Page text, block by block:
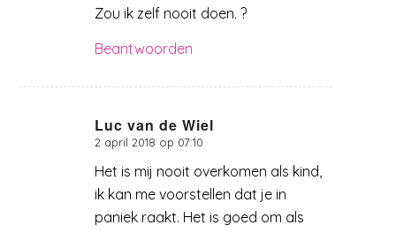
Zou ik zelf nooit doen. ?
Beantwoorden
Luc van de Wiel
zegt:
2 april 2018 op 07:10
Het is mij nooit overkomen als kind,
ik kan me voorstellen dat je in
paniek raakt. Het is goed om als